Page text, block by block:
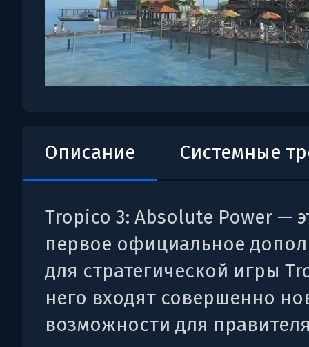
Описание Системные
Tropico 3: Absolute Power —
первое официальное
для стратегической игры
него входят совершенно
возможности для